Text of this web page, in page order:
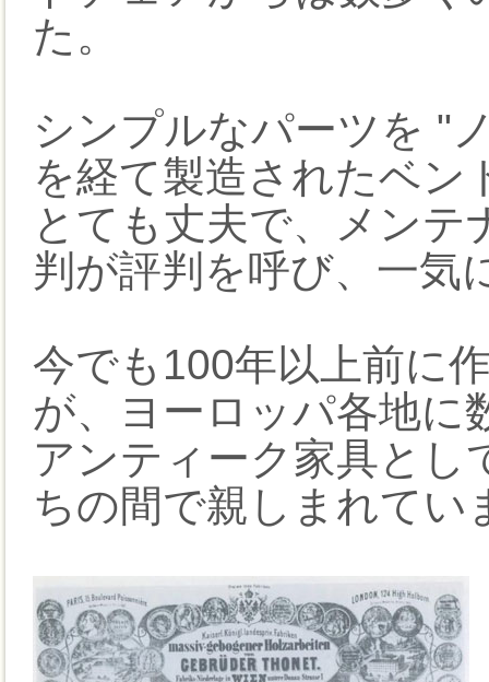
た。
シンプルなパーツを "
を経て製造されたベン
とても丈夫で、メンテ
判が評判を呼び、一気
今でも100年以上前に
が、ヨーロッパ各地に
アンティーク家具とし
ちの間で親しまれてい